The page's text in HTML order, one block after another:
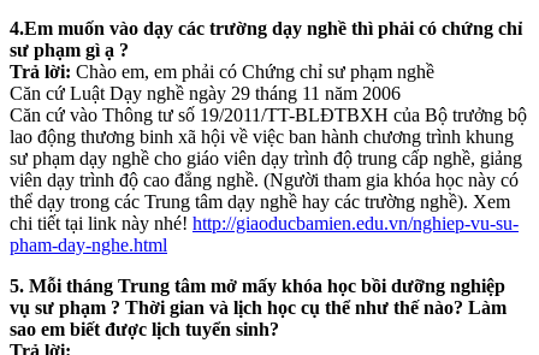
4.Em muốn vào dạy các trường dạy nghề thì phải có chứng chỉ
sư phạm gì ạ ?
Trả lời: Chào em, em phải có Chứng chỉ sư phạm nghề
Căn cứ Luật Dạy nghề ngày 29 tháng 11 năm 2006
Căn cứ vào Thông tư số 19/2011/TT-BLĐTBXH của Bộ trưởng bộ
lao động thương binh xã hội về việc ban hành chương trình khung
sư phạm dạy nghề cho giáo viên dạy trình độ trung cấp nghề, giảng
viên dạy trình độ cao đẳng nghề. (Người tham gia khóa học này có
thể dạy trong các Trung tâm dạy nghề hay các trường nghề). Xem
chi tiết tại link này nhé! http://giaoducbamien.edu.vn/nghiep-vu-su-
pham-day-nghe.html
5. Mỗi tháng Trung tâm mở mấy khóa học bồi dưỡng nghiệp
vụ sư phạm ? Thời gian và lịch học cụ thể như thế nào? Làm
sao em biết được lịch tuyển sinh?